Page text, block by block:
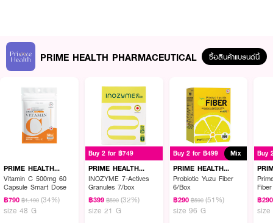
ผลลัพธ์ที่ได้:
Prime Health Probiotic Yuzu Fiber ไฟเบอร์รสชาติ ส้มยูสุ (Yuzu) นำเข้าจาก
ประเทศญี่ปุ่น สกัดจากผลส้มยูสุแท้ 100% เกรดพรีเมียม ให้กลิ่นหอมจาก
ธรรมชาติ ให้ ใยอาหารสูงถึง 8,000 มก. ซึ่งเป็นปริมาณที่เหมาะสมที่ร่างกายปรับ
ตัวได้ง่ายต่อการเสริมการขับถ่าย สูตรนี้ครบด้วย 3 ไบโอติกส์ (Pre-Pro-Post) ช่วย
ดูแลการทำงานของลำไส้ ทำให้การขับถ่ายดีขึ้น ร่างกายได้รับใยอาหารที่เพียงพอ
ต่อวัน
● ไพรม์ เฮลท์ โปรไบโอติก ยูสุ ไฟเบอร์
PRIME HEALTH PHARMACEUTICAL ซื้อสินค้าแบรนด์นี้
PRIME HEALTH
PHARMACEUTICAL
Vitamin C 500mg 60
Capsule Smart Dose
฿790 ฿1,190 (34%)
size 48 G
Buy 2 for ฿749
PRIME HEALTH
PHARMACEUTICAL
INOZYME 7-Actives
Granules 7/box
฿399 ฿590 (32%)
size 21 G
Buy 2 for ฿499 Mix
PRIME HEALTH
PHARMACEUTICAL
Probiotic Yuzu Fiber
6/Box
฿290 ฿590 (51%)
size 96 G
Buy
฿290
size